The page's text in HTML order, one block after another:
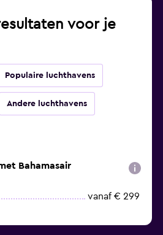
voor je
Populaire luchthavens
Andere luchthavens
Bahamasair
vanaf € 299